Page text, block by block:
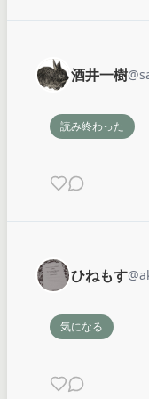
酒井一樹@
読み終わった
ひねもす@
気になる